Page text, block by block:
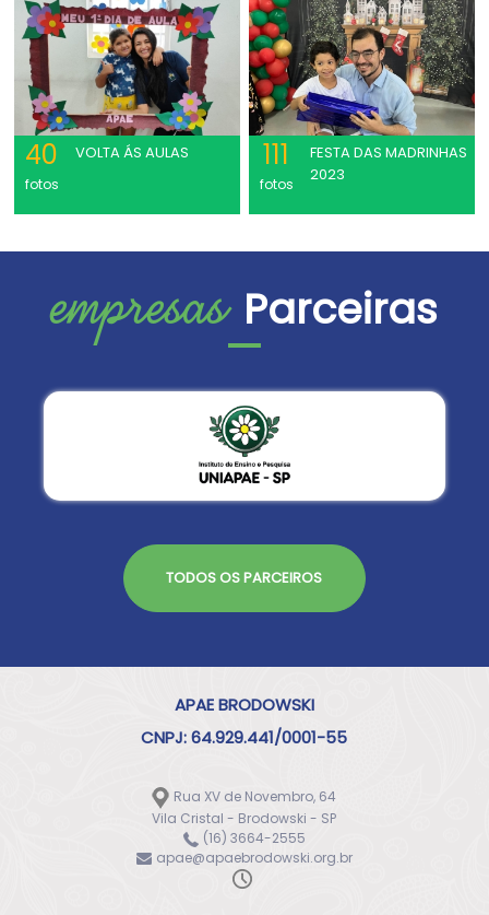
40
fotos
VOLTA ÁS AULAS 111
fotos
FESTA DAS MADRINHAS
2023
empresas Parceiras
TODOS OS PARCEIROS
APAE BRODOWSKI
CNPJ: 64.929.441/0001-55
Rua XV de Novembro, 64
Vila Cristal - Brodowski - SP
(16) 3664-2555
apae@apaebrodowski.org.br